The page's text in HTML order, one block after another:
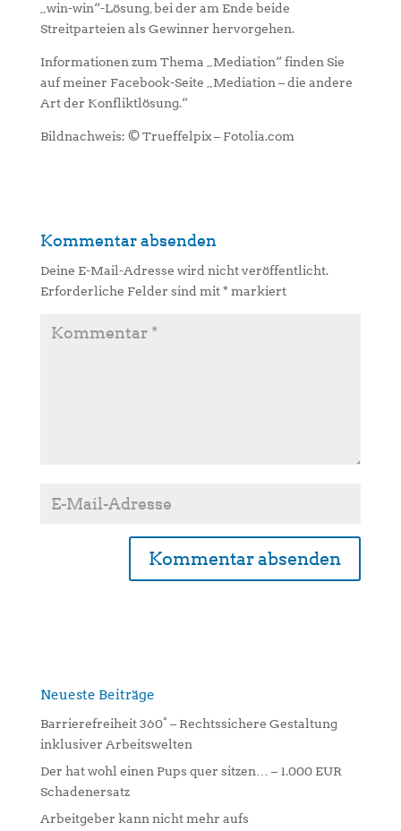
„win-win“-Lösung, bei der am Ende beide
Streitparteien als Gewinner hervorgehen.
Informationen zum Thema „Mediation“ finden Sie
auf meiner Facebook-Seite „Mediation – die andere
Art der Konfliktlösung.“
Bildnachweis: © Trueffelpix – Fotolia.com
Kommentar absenden
Deine E-Mail-Adresse wird nicht veröffentlicht.
Erforderliche Felder sind mit* markiert
n
v
e
:
Neueste Beiträge
Barrierefreiheit 360° – Rechtssichere Gestaltung
inklusiver Arbeitswelten
Der hat wohl einen Pups quer sitzen… – 1.000 EUR
Schadenersatz
Arbeitgeber kann nicht mehr aufs